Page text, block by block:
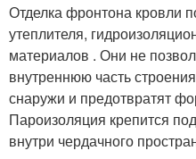
Отделка фронтона кровли
утеплителя,
материалов . Они не
внутреннюю часть
снаружи и предотвратят
Пароизоляция крепится
внутри чердачного